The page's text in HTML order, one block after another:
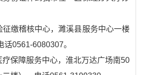
征缴稽核中心，濉溪县服务中心一楼
0561-6080307。
保障服务中心，淮北万达广场南50